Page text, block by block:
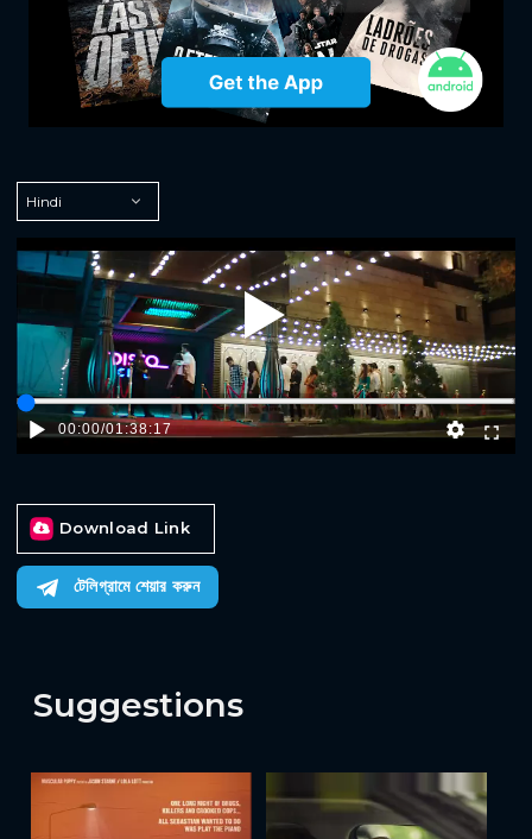
Play
00:00/01:38:17
Download Link
টেলিগ্রামে শেয়ার করুন
Suggestions